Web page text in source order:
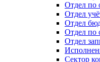
Отдел по
Отдел
Отдел
Отдел по
Отдел
Сектор